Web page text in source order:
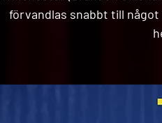
förvandlas snabbt till